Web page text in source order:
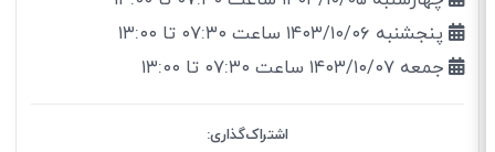
پنجشنبه ۱۴۰۳/۱۰/۰۶ ساعت ۰۷:۳۰ تا ۱۳:۰۰
جمعه ۱۴۰۳/۱۰/۰۷ ساعت ۰۷:۳۰ تا ۱۳:۰۰
اشتراک‌گذاری: